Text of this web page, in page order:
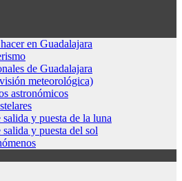
en Guadalajara
de Guadalajara
meteorológica)
astronómicos
salida y puesta de la luna
salida y puesta del sol